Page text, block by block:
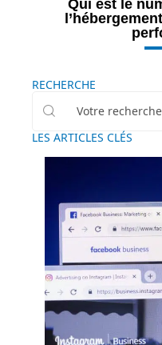
Qui est le
RECHERCHE
LES ARTICLES CLÉS